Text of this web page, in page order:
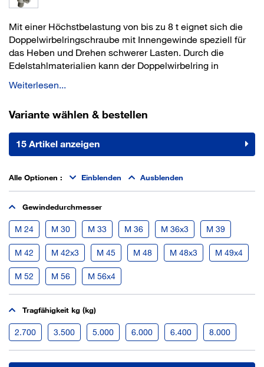
Mit einer Höchstbelastung von bis zu 8 t eignet sich die
Doppelwirbelringschraube mit Innengewinde speziell für
das Heben und Drehen schwerer Lasten. Durch die
Edelstahlmaterialien kann der Doppelwirbelring in
verwendet werden. Der Schäkel der Ringschraube hat
Verkleben sichern.
Eigenschaften: Metrisches Gewinde: von M 30 bis M 56
unter Last. Öse 180° selbstausrichtend. Sicherheitsfaktor
4. Anzugsmoment eingraviert.
Vorteile: - dreht sich im festgeschraubten Zustand in
Lastrichtung
- Anzugsmoment eingraviert
- große Öffnung des Schäkels
Weiterlesen...
Variante wählen & bestellen
15 Artikel anzeigen
Alle Optionen : Einblenden Ausblenden
Gewindedurchmesser
M 24 M 30 M 33 M 36 M 36x3 M 39
M 42 M 42x3 M 45 M 48 M 48x3 M 49x4
M 52 M 56 M 56x4
Tragfähigkeit kg (kg)
2.700 3.500 5.000 6.000 6.400 8.000